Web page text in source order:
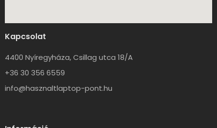
Kapcsolat
4400 Nyíregyháza, Csillag utca 18/A
+36 30 356 6559
info@hasznaltlaptop-pont.hu